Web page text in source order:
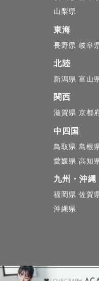
山梨県
東海
長野県 岐阜
北陸
新潟県 富山
関西
滋賀県 京都
中四国
鳥取県 島根
愛媛県 高知
九州・沖縄
福岡県 佐賀
沖縄県